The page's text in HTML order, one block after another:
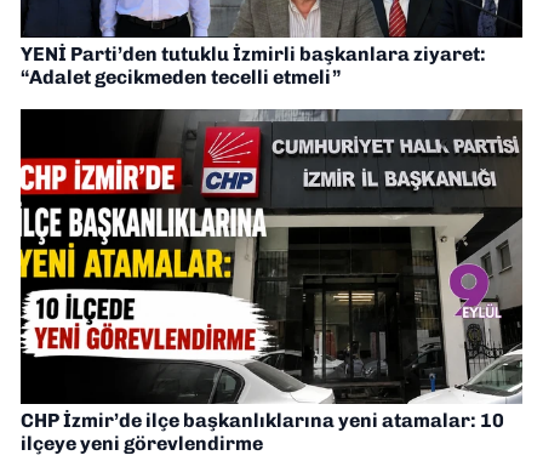
YENİ Parti’den tutuklu İzmirli başkanlara ziyaret:
“Adalet gecikmeden tecelli etmeli”
CHP İzmir’de ilçe başkanlıklarına yeni atamalar: 10
ilçeye yeni görevlendirme